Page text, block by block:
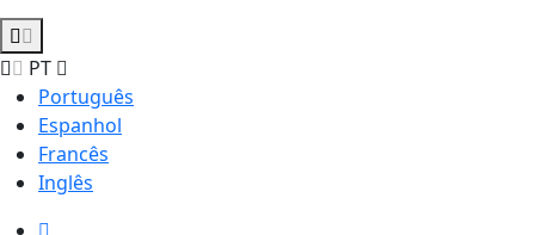
PT
Português
Espanhol
Francês
Inglês